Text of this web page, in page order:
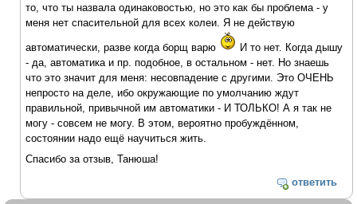
то, что ты назвала одинаковостью, но это как бы проблема - у
меня нет спасительной для всех колеи. Я не действую
автоматически, разве когда борщ варю
И то нет. Когда дышу
- да, автоматика и пр. подобное, в остальном - нет. Но знаешь
что это значит для меня: несовпадение с другими. Это ОЧЕНЬ
непросто на деле, ибо окружающие по умолчанию ждут
правильной, привычной им автоматики - И ТОЛЬКО! А я так не
могу - совсем не могу. В этом, вероятно пробуждённом,
состоянии надо ещё научиться жить.
Спасибо за отзыв, Танюша!
ответить